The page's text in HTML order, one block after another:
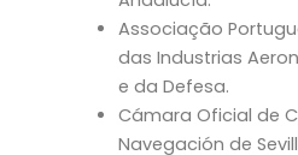
Associação
das Industrias
e da Defesa.
Cámara Oficial de
Navegación de